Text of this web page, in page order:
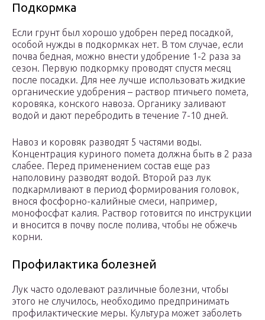
Подкормка
Если грунт был хорошо удобрен перед посадкой,
особой нужды в подкормках нет. В том случае, если
почва бедная, можно внести удобрение 1-2 раза за
сезон. Первую подкормку проводят спустя месяц
после посадки. Для нее лучше использовать жидкие
органические удобрения – раствор птичьего помета,
коровяка, конского навоза. Органику заливают
водой и дают перебродить в течение 7-10 дней.
Навоз и коровяк разводят 5 частями воды.
Концентрация куриного помета должна быть в 2 раза
слабее. Перед применением состав еще раз
наполовину разводят водой. Второй раз лук
подкармливают в период формирования головок,
внося фосфорно-калийные смеси, например,
монофосфат калия. Раствор готовится по инструкции
и вносится в почву после полива, чтобы не обжечь
корни.
Профилактика болезней
Лук часто одолевают различные болезни, чтобы
этого не случилось, необходимо предпринимать
профилактические меры. Культура может заболеть